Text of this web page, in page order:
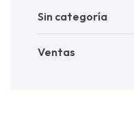
Sin categoría
Ventas